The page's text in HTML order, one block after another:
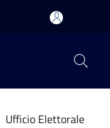
Ufficio Elettorale